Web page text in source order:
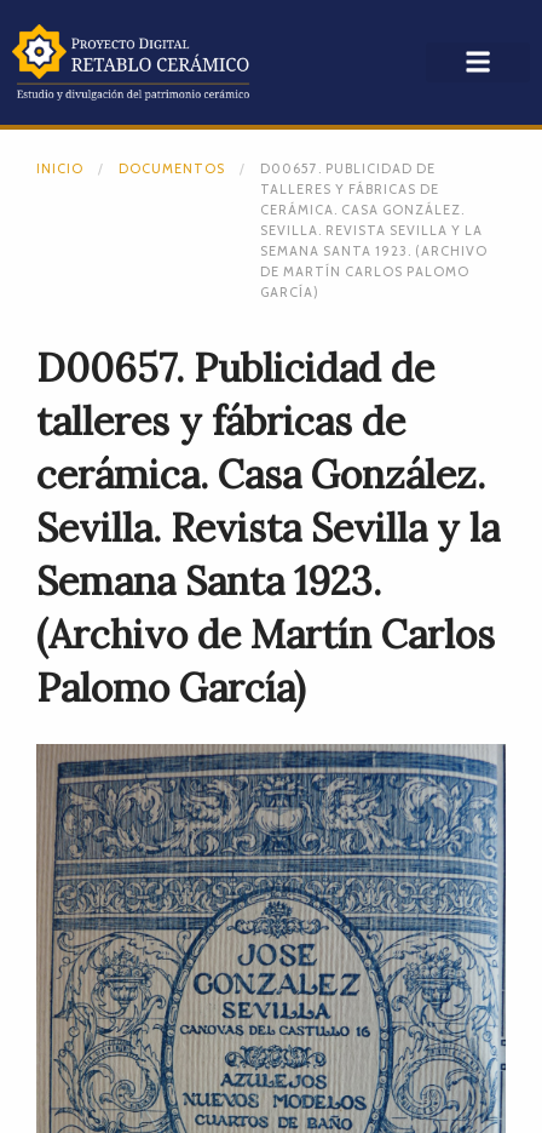
INICIO DOCUMENTOS
D00657. PUBLICIDAD DE
TALLERES Y FÁBRICAS DE
CERÁMICA. CASA GONZÁLEZ.
SEVILLA. REVISTA SEVILLA Y LA
SEMANA SANTA 1923. (ARCHIVO
DE MARTÍN CARLOS PALOMO
GARCÍA)
D00657. Publicidad de
talleres y fábricas de
cerámica. Casa González.
Sevilla. Revista Sevilla y la
Semana Santa 1923.
(Archivo de Martín Carlos
Palomo García)